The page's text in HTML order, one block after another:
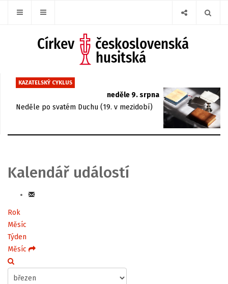
KAZATELSKÝ CYKLUS
neděle 9. srpna
Neděle po svatém Duchu (19. v mezidobí)
Kalendář událostí
Rok
Měsíc
Týden
Měsíc